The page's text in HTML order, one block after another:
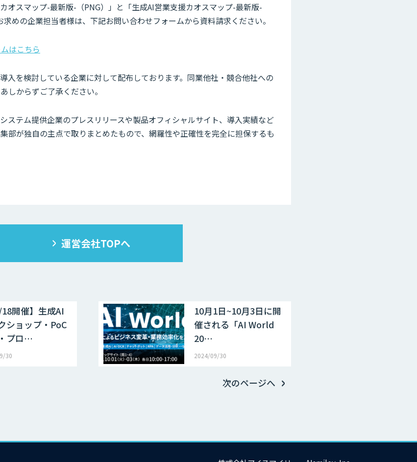
カオスマップ-最新版-（PNG）」と「生成AI営業支援カオスマップ-最新版-
めの企業担当者様は、下記お問い合わせフォームから資料請求ください。
はこちら
入を検討している企業に対して配布しております。同業他社・競合他社への
しからずご了承ください。
ステム提供企業のプレスリリースや製品オフィシャルサイト、導入実績など
部が独自の主点で取りまとめたもので、網羅性や正確性を完全に担保するも
運営会社TOPへ
18開催】生成AI
ショップ・PoC
プロ…
30
10月1日~10月3日に開
催される「AI World
20…
2024/09/30
次のページへ